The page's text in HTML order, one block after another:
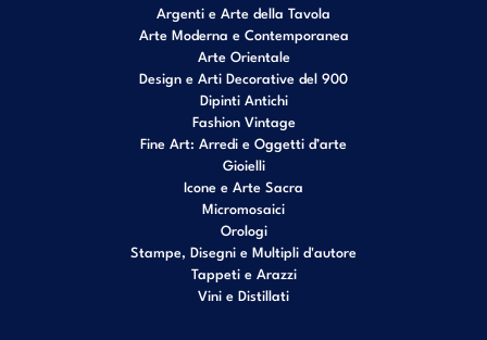
Argenti e Arte della Tavola
Arte Moderna e Contemporanea
Arte Orientale
Design e Arti Decorative del 900
Dipinti Antichi
Fashion Vintage
Fine Art: Arredi e Oggetti d’arte
Gioielli
Icone e Arte Sacra
Micromosaici
Orologi
Stampe, Disegni e Multipli d'autore
Tappeti e Arazzi
Vini e Distillati